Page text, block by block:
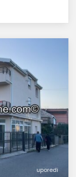
uporedi